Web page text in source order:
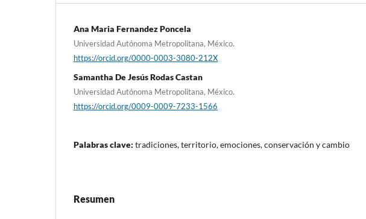
Ana Maria Fernandez Poncela
Universidad Autónoma Metropolitana, México.
https://orcid.org/0000-0003-3080-212X
Samantha De Jesús Rodas Castan
Universidad Autónoma Metropolitana, México.
https://orcid.org/0009-0009-7233-1566
Palabras clave: tradiciones, territorio, emociones, conservación y cambio
Resumen